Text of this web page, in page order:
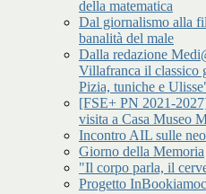
della matematica
Dal giornalismo alla
banalità del male
Dalla redazione
Villafranca il classico
Pizia, tuniche e
[FSE+ PN 2021-
visita a Casa Museo
Incontro AIL sulle
Giorno della Memoria
"Il corpo parla, il
Progetto